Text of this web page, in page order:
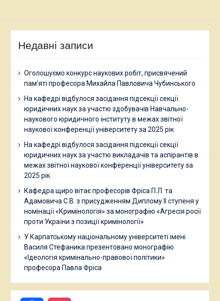
Недавні записи
Оголошуємо конкурс наукових робіт, присвячений
пам’яті професора Михайла Павловича Чубинського
На кафедрі відбулося засідання підсекції секції
юридичних наук за участю здобувачів Навчально-
наукового юридичного інституту в межах звітної
наукової конференції університету за 2025 рік
На кафедрі відбулося засідання підсекції секції
юридичних наук за участю викладачів та аспірантів в
межах звітної наукової конференції університету за
2025 рік
Кафедра щиро вітає професорів Фріса П.Л. та
Адамовича С.В. з присудженням Диплому ІІ ступеня у
номінації «Кримінологія» за монографію «Агресія росії
проти України з позиції кримінології»
У Карпатському національному університеті імені
Василя Стефаника презентовано монографію
«Ідеологія кримінально-правової політики»
професора Павла Фріса